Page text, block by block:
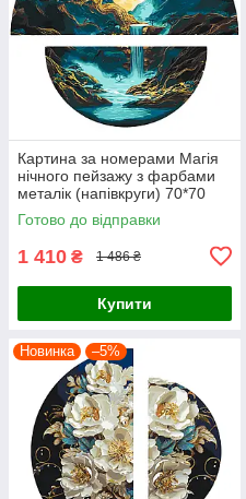
Картина за номерами Магія
нічного пейзажу з фарбами
металік (напівкруги) 70*70
Origami (OSR1006)
Готово до відправки
1 410 ₴ 1 486 ₴
Купити
Новинка –5%